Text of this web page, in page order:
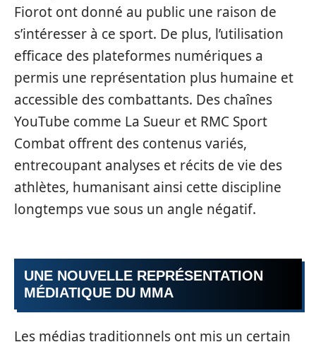
Fiorot ont donné au public une raison de
s’intéresser à ce sport. De plus, l’utilisation
efficace des plateformes numériques a
permis une représentation plus humaine et
accessible des combattants. Des chaînes
YouTube comme La Sueur et RMC Sport
Combat offrent des contenus variés,
entrecoupant analyses et récits de vie des
athlètes, humanisant ainsi cette discipline
longtemps vue sous un angle négatif.
UNE NOUVELLE REPRÉSENTATION
MÉDIATIQUE DU MMA
Les médias traditionnels ont mis un certain